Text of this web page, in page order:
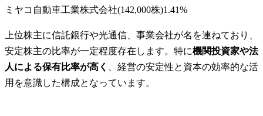
ミヤコ自動車工業株式会社(142,000株)1.41%
上位株主に信託銀行や光通信、事業会社が名を連ねており、
安定株主の比率が一定程度存在します。特に機関投資家や法
人による保有比率が高く
、経営の安定性と資本の効率的な活
用を意識した構成となっています。